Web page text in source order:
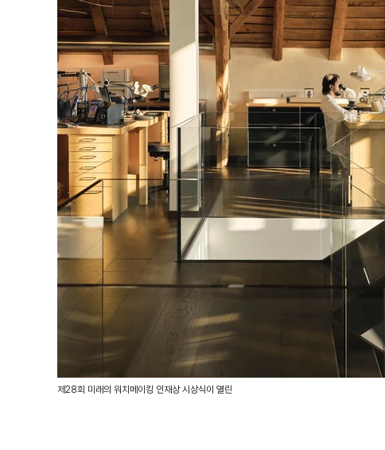
제28회 미래의 워치메이킹 인재상 시상식이 열린